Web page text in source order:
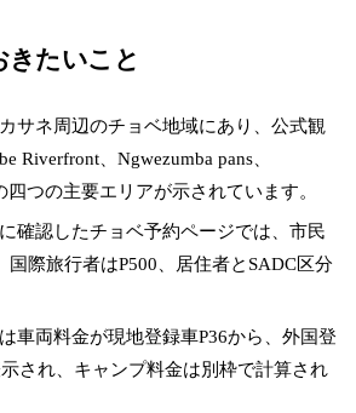
きたいこと
サネ周辺のチョベ地域にあり、公式観
Riverfront、Ngwezumba pans、
四つの主要エリアが示されています。
確認したチョベ予約ページでは、市民
国際旅行者はP500、居住者とSADC区分
車両料金が現地登録車P36から、外国登
され、キャンプ料金は別枠で計算され